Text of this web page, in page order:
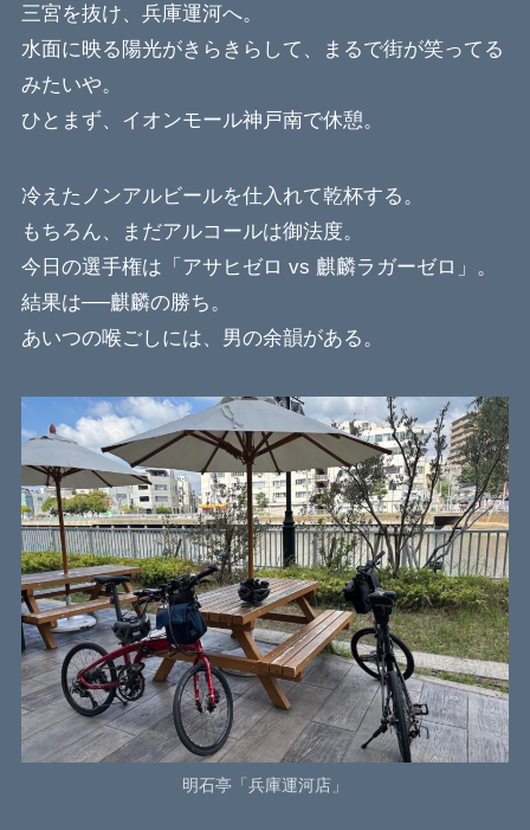
三宮を抜け、兵庫運河へ。
水面に映る陽光がきらきらして、まるで街が笑ってる
みたいや。
ひとまず、イオンモール神戸南で休憩。
冷えたノンアルビールを仕入れて乾杯する。
もちろん、まだアルコールは御法度。
今日の選手権は「アサヒゼロ vs 麒麟ラガーゼロ」。
結果は──麒麟の勝ち。
あいつの喉ごしには、男の余韻がある。
明石亭「兵庫運河店」